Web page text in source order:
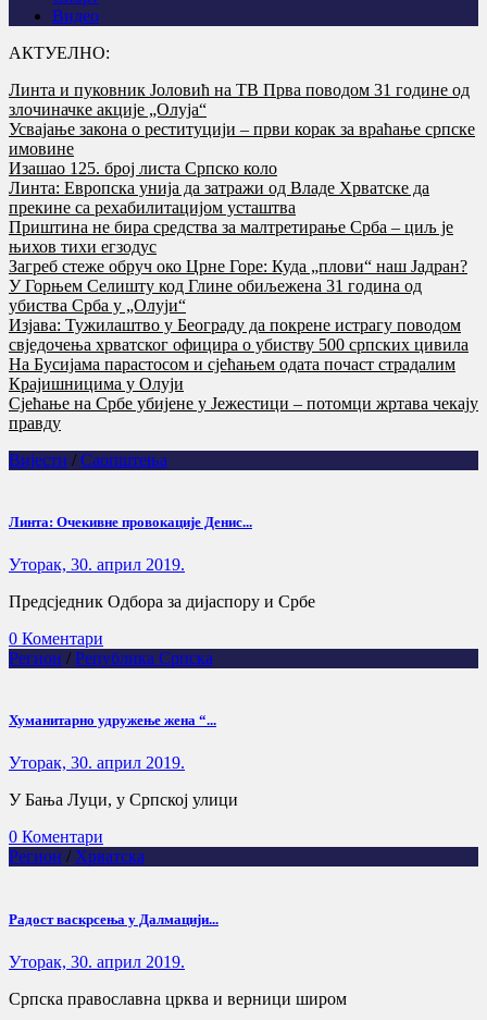
Видео
АКТУЕЛНО:
Линта и пуковник Јоловић на ТВ Прва поводом 31 године од
злочиначке акције „Олуја“
Усвајање закона о реституцији – први корак за враћање српске
имовине
Изашао 125. број листа Српско коло
Линта: Европска унија да затражи од Владе Хрватске да
прекине са рехабилитацијом усташтва
Приштина не бира средства за малтретирање Срба – циљ је
њихов тихи егзодус
Загреб стеже обруч око Црне Горе: Куда „плови“ наш Јадран?
У Горњем Селишту код Глине обиљежена 31 година од
убиства Срба у „Олуји“
Изјава: Тужилаштво у Београду да покрене истрагу поводом
свједочења хрватског официра о убиству 500 српских цивила
На Бусијама парастосом и сјећањем одата почаст страдалим
Крајишницима у Олуји
Сјећање на Србе убијене у Јежестици – потомци жртава чекају
правду
Вијести / Саопштења
Линта: Очекивне провокације Денис...
Уторак, 30. април 2019.
Предсједник Одбора за дијаспору и Србе
0 Коментари
Регион / Република Српска
Хуманитарно удружење жена “...
Уторак, 30. април 2019.
У Бања Луци, у Српској улици
0 Коментари
Регион / Хрватска
Радост васкрсења у Далмацији...
Уторак, 30. април 2019.
Српска православна црква и верници широм